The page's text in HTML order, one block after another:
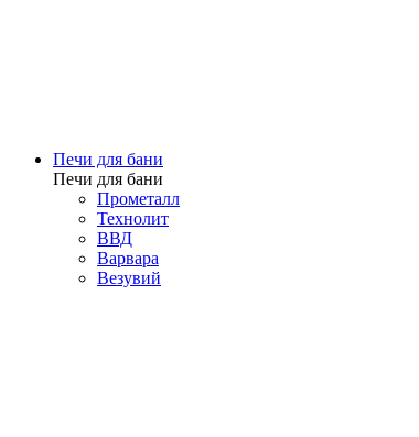
Печи для бани
Печи для бани
Прометалл
Технолит
ВВД
Варвара
Везувий